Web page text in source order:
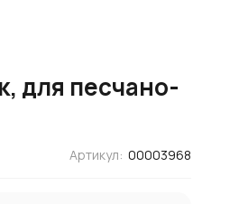
для песчано-
Артикул: 00003968